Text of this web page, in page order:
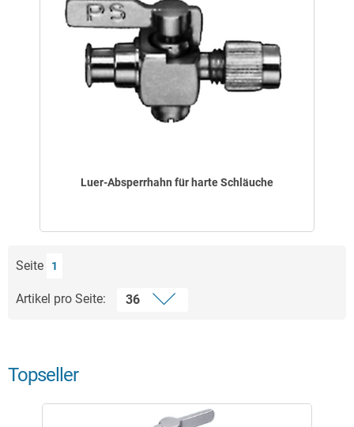
Luer-Absperrhahn für harte Schläuche
Seite 1
Artikel pro Seite:
Topseller